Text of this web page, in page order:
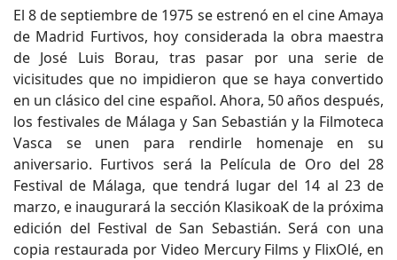
El 8 de septiembre de 1975 se estrenó en el cine Amaya
de Madrid Furtivos, hoy considerada la obra maestra
de José Luis Borau, tras pasar por una serie de
vicisitudes que no impidieron que se haya convertido
en un clásico del cine español. Ahora, 50 años después,
los festivales de Málaga y San Sebastián y la Filmoteca
Vasca se unen para rendirle homenaje en su
aniversario. Furtivos será la Película de Oro del 28
Festival de Málaga, que tendrá lugar del 14 al 23 de
marzo, e inaugurará la sección KlasikoaK de la próxima
edición del Festival de San Sebastián. Será con una
copia restaurada por Video Mercury Films y FlixOlé, en